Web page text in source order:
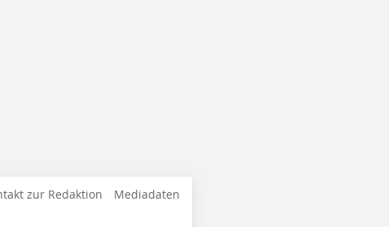
zur Redaktion Mediadaten